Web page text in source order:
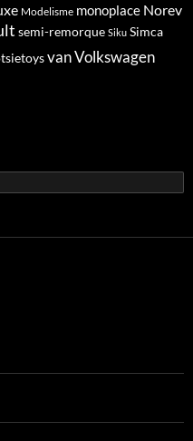
Modelisme monoplace Norev
semi-remorque Siku Simca
vanVolkswagen